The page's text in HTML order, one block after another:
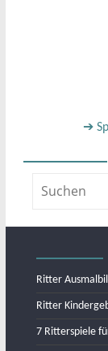
➔
Ritter
Ritter
7 Ritterspiele